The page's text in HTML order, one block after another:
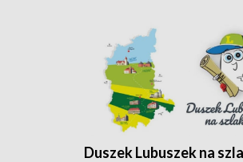
Duszek Lubuszek na